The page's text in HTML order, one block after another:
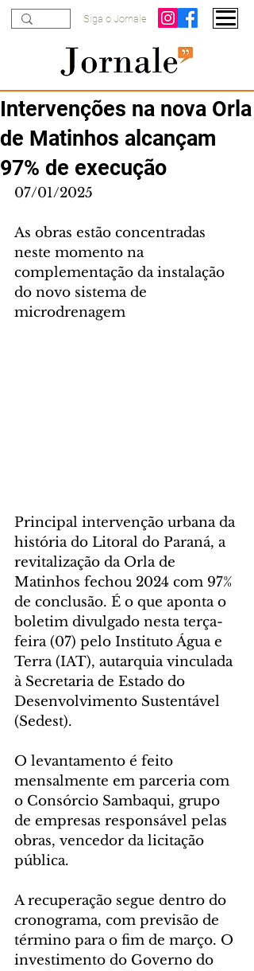
Siga o Jornale
Intervenções na nova Orla
de Matinhos alcançam
97% de execução
07/01/2025
As obras estão concentradas
neste momento na
complementação da instalação
do novo sistema de
microdrenagem
Principal intervenção urbana da
história do Litoral do Paraná, a
revitalização da Orla de
Matinhos fechou 2024 com 97%
de conclusão. É o que aponta o
boletim divulgado nesta terça-
feira (07) pelo Instituto Água e
Terra (IAT), autarquia vinculada
à Secretaria de Estado do
Desenvolvimento Sustentável
(Sedest).
O levantamento é feito
mensalmente em parceria com
o Consórcio Sambaqui, grupo
de empresas responsável pelas
obras, vencedor da licitação
pública.
A recuperação segue dentro do
cronograma, com previsão de
término para o fim de março. O
investimento do Governo do